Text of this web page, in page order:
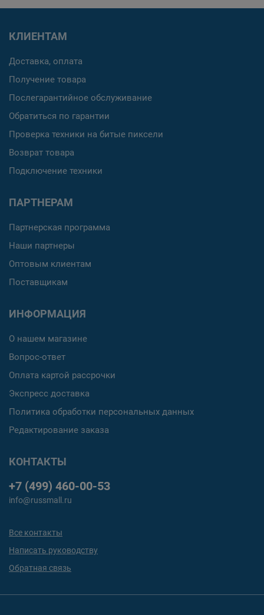
КЛИЕНТАМ
Доставка, оплата
Получение товара
Послегарантийное обслуживание
Обратиться по гарантии
Проверка техники на битые пиксели
Возврат товара
Подключение техники
ПАРТНЕРАМ
Партнерская программа
Наши партнеры
Оптовым клиентам
Поставщикам
ИНФОРМАЦИЯ
О нашем магазине
Вопрос-ответ
Оплата картой рассрочки
Экспресс доставка
Политика обработки персональных данных
Редактирование заказа
КОНТАКТЫ
+7 (499) 460-00-53
info@russmall.ru
Все контакты
Написать руководству
Обратная связь